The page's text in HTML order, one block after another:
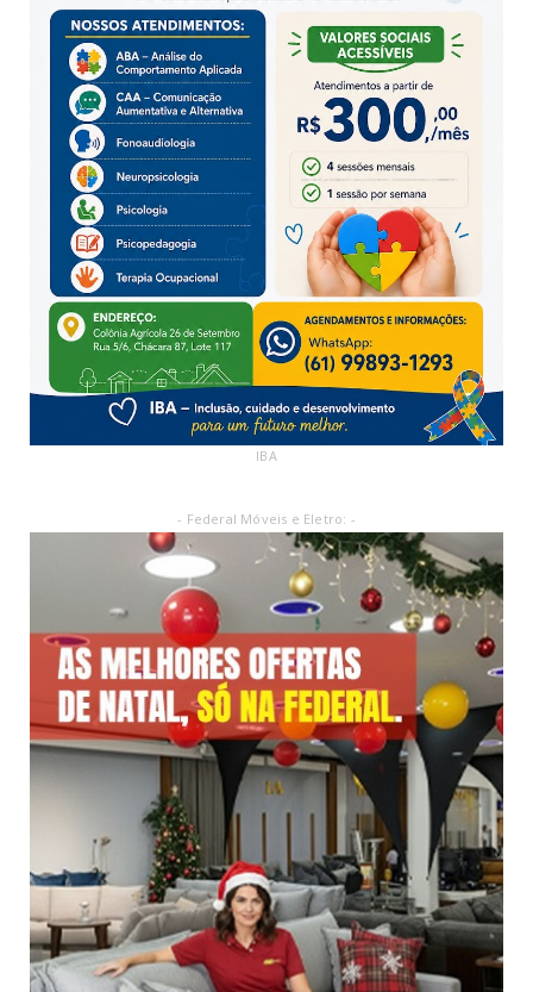
IBA
- Federal Móveis e Eletro: -